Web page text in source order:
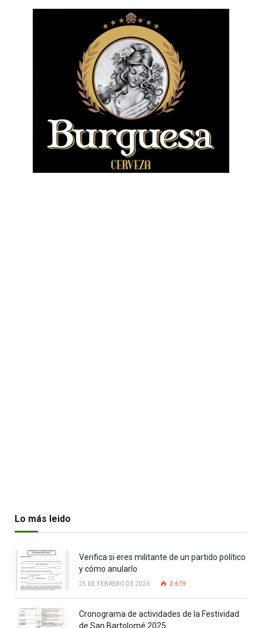
Lo más leido
Verifica si eres militante de un partido político
y cómo anularlo
25 DE FEBRERO DE 2026 2.619
Cronograma de actividades de la Festividad
de San Bartolomé 2025